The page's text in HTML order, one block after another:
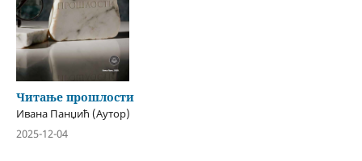
Читање прошлости
Ивана Панџић (Аутор)
2025-12-04